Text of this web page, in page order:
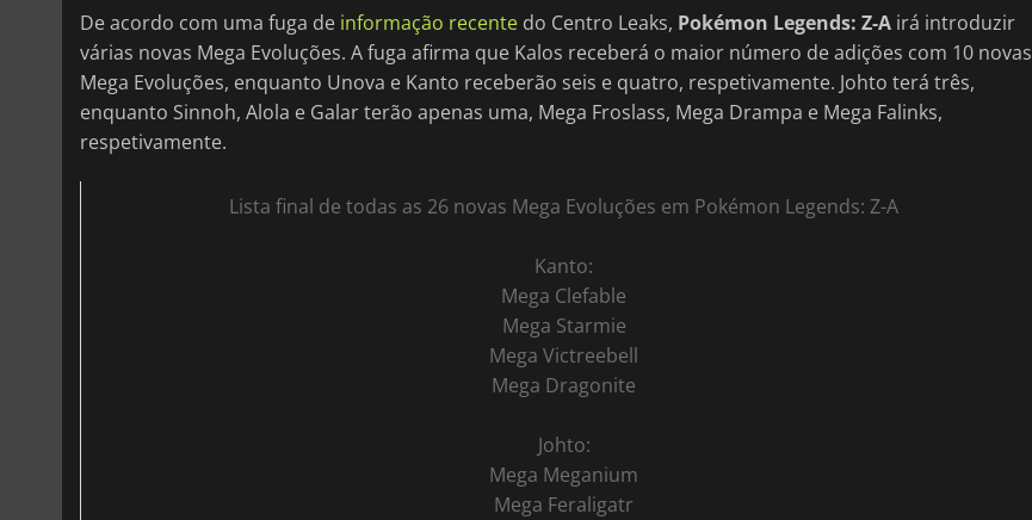
De acordo com uma fuga de informação recente do Centro Leaks, Pokémon Legends: Z-A irá introduzir
várias novas Mega Evoluções. A fuga afirma que Kalos receberá o maior número de adições com 10 novas
Mega Evoluções, enquanto Unova e Kanto receberão seis e quatro, respetivamente. Johto terá três,
enquanto Sinnoh, Alola e Galar terão apenas uma, Mega Froslass, Mega Drampa e Mega Falinks,
respetivamente.
Lista final de todas as 26 novas Mega Evoluções em Pokémon Legends: Z-A
Kanto:
Mega Clefable
Mega Starmie
Mega Victreebell
Mega Dragonite
Johto:
Mega Meganium
Mega Feraligatr